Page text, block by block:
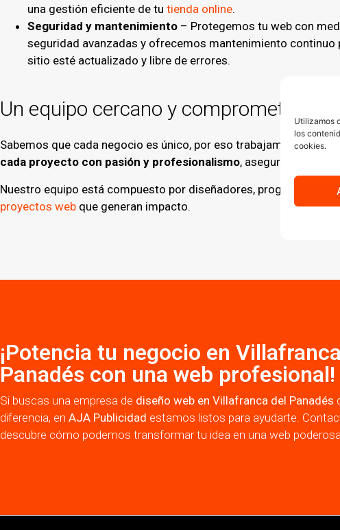
Utilizamos
los
cookies.
una gestión eficiente de tu tienda online.
Seguridad y mantenimiento – Protegemos tu web con
seguridad avanzadas y ofrecemos mantenimiento continuo
sitio esté actualizado y libre de errores.
Un equipo cercano y comprometido
Sabemos que cada negocio es único, por eso trabajamos de la
cada proyecto con pasión y profesionalismo, asegurándonos
Nuestro equipo está compuesto por diseñadores,
proyectos web que generan impacto.
¡Potencia tu negocio en
Panadés con una web profesional!
Si buscas una empresa de diseño web en Villafranca del Panadés
diferencia, en AJA Publicidad estamos listos para ayudarte.
descubre cómo podemos transformar tu idea en una web